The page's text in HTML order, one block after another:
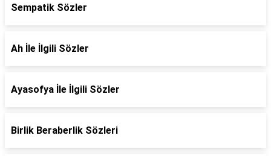
Sempatik Sözler
Ah İle İlgili Sözler
Ayasofya İle İlgili Sözler
Birlik Beraberlik Sözleri